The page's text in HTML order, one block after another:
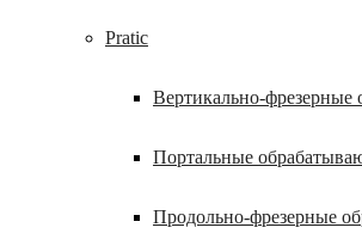
Pratic
Вертикально-
Портальные
Продольно-фрезерные